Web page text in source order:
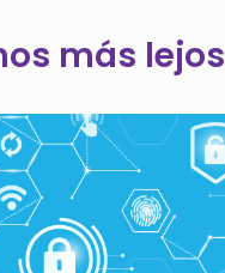
más lejos